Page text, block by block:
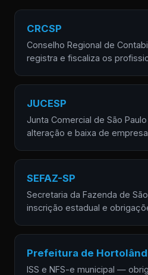
CRCSP
Conselho Regional de
registra e fiscaliza os
JUCESP
Junta Comercial de São
alteração e baixa de
SEFAZ-SP
Secretaria da Fazenda de
inscrição estadual e
Prefeitura de
ISS e NFS-e municipal —